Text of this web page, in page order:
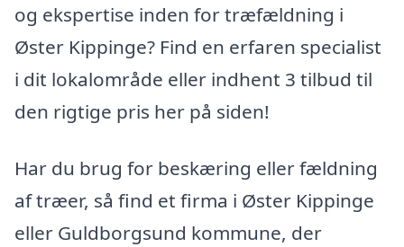
og ekspertise inden for træfældning i
Øster Kippinge? Find en erfaren specialist
i dit lokalområde eller indhent 3 tilbud til
den rigtige pris her på siden!
Har du brug for beskæring eller fældning
af træer, så find et firma i Øster Kippinge
eller Guldborgsund kommune, der